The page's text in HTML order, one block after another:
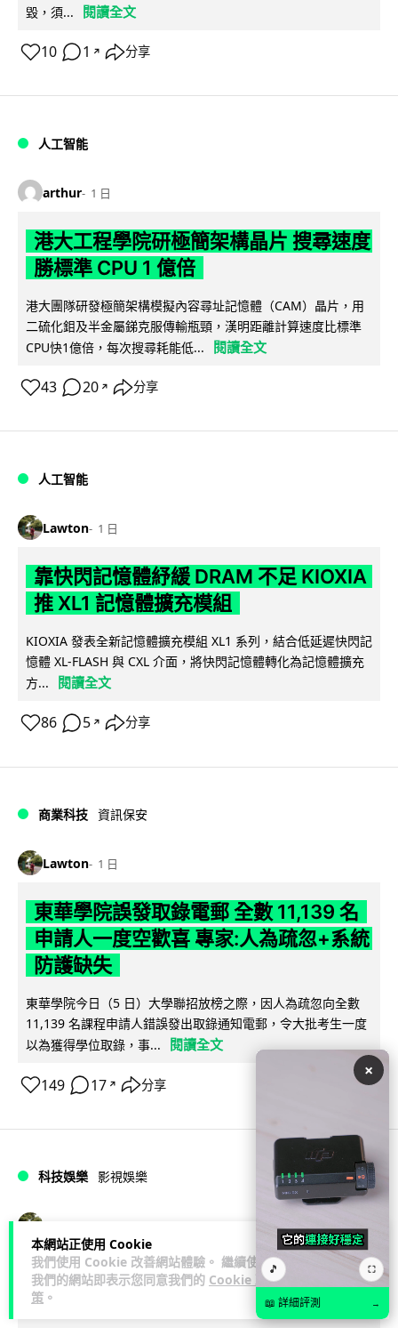
本網站正使用 Cookie
我們使用 Cookie 改善網站體驗。 繼續使用
我們的網站即表示您同意我們的 Cookie 政
策 。
毀，須...
閱讀全文
10 1 ↗ 分享
人工智能
arthur 1 日
港大工程學院研極簡架構晶片 搜尋速度
勝標準 CPU 1 億倍
港大團隊研發極簡架構模擬內容尋址記憶體（CAM）晶片，用
二硫化鉬及半金屬銻克服傳輸瓶頸，漢明距離計算速度比標準
CPU快1億倍，每次搜尋耗能低...
閱讀全文
43 20 ↗ 分享
人工智能
Lawton 1 日
靠快閃記憶體紓緩 DRAM 不足 KIOXIA
推 XL1 記憶體擴充模組
KIOXIA 發表全新記憶體擴充模組 XL1 系列，結合低延遲快閃記
憶體 XL-FLASH 與 CXL 介面，將快閃記憶體轉化為記憶體擴充
方...
閱讀全文
86 5 ↗ 分享
商業科技 資訊保安
Lawton 1 日
東華學院誤發取錄電郵 全數 11,139 名
申請人一度空歡喜 專家:人為疏忽+系統
防護缺失
東華學院今日（5 日）大學聯招放榜之際，因人為疏忽向全數
11,139 名課程申請人錯誤發出取錄通知電郵，令大批考生一度
以為獲得學位取錄，事...
閱讀全文
149 17 ↗ 分享
科技娛樂 影視娛樂
Nicolas Cage 主演未上映電影 Netflix
遺失未加密母帶 被索償 8.19 億港元
×
🎵 ⛶
📖 詳細評測 →